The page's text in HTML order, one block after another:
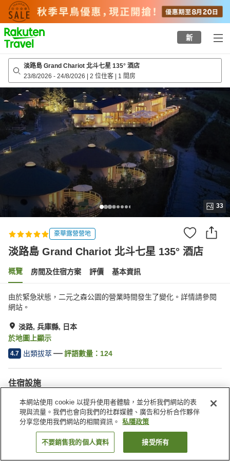
to
top
page
新
淡路島 Grand Chariot 北斗七星 135° 酒店
23/8/2026 - 24/8/2026 | 2 位住客 | 1 間房
33
豪華露營營地
淡路島 Grand Chariot 北斗七星 135° 酒店
概覽 房間及住宿方案 評價 基本資訊
由於緊急狀態，二元之森公園的營業時間發生了變化。詳情請參閱
網站。
淡路, 兵庫縣, 日本
於地圖上顯示
4.7 出類拔萃 評語數量： 124
住宿設施
Wi-Fi
餐廳
免費停車場
提供寵物友善房間
日本 兵庫縣
淡路
淡路島 Grand Chariot 北斗七星 135° 酒店
找客房
本網站使用 cookie 以提升使用者體驗，並分析我們網站的表
現與流量。我們也會向我們的社群媒體、廣告和分析合作夥伴
分享您使用我們網站的相關資訊。
私隱政策
不要銷售我的個人資料 接受所有